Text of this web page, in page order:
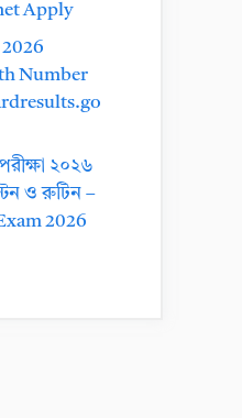
Apply
Number
২০২৬
ও রুটিন –
2026